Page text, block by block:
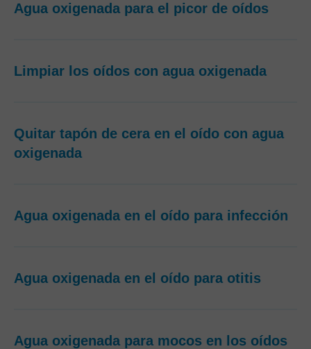
Agua oxigenada para el picor de oídos
Limpiar los oídos con agua oxigenada
Quitar tapón de cera en el oído con agua
oxigenada
Agua oxigenada en el oído para infección
Agua oxigenada en el oído para otitis
Agua oxigenada para mocos en los oídos